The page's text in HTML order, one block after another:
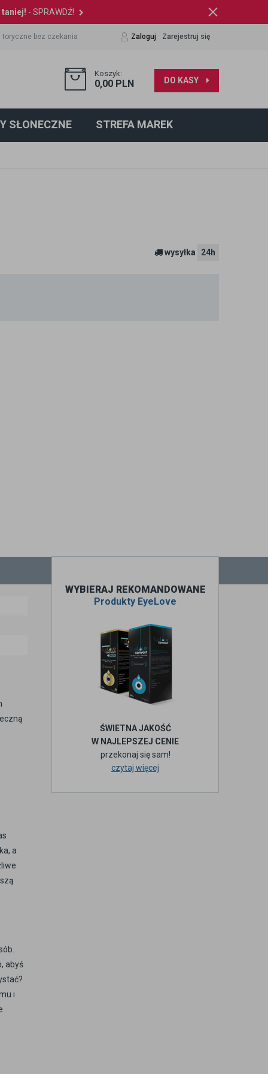
taniej! - SPRAWDŹ!
toryczne bez czekania Zaloguj Zarejestruj się
Koszyk:
0,00 PLN DO KASY
SŁONECZNE STREFA MAREK
wysyłka 24h
a
abyś
i
WYBIERAJ REKOMANDOWANE
Produkty EyeLove
ŚWIETNA JAKOŚĆ
W NAJLEPSZEJ CENIE
przekonaj się sam!
czytaj więcej